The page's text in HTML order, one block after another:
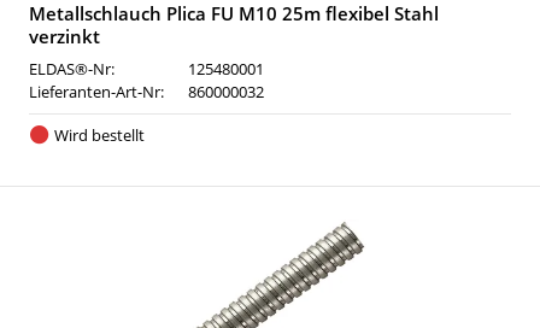
Metallschlauch Plica FU M10 25m flexibel Stahl
verzinkt
ELDAS®-Nr:
125480001
Lieferanten-Art-Nr:
860000032
Wird bestellt